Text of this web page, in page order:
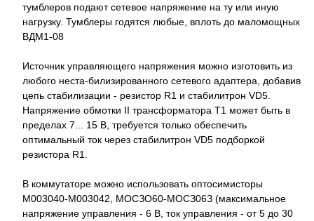
тумблеров подают сетевое напряжение на ту или иную
нагрузку. Тумблеры годятся любые, вплоть до маломощных
ВДМ1-08
Источник управляющего напряжения можно изготовить из
любого неста-билизированного сетевого адаптера, добавив
цепь стабилизации - резистор R1 и стабилитрон VD5.
Напряжение обмотки II трансформатора Т1 может быть в
пределах 7... 15 В, требуется только обеспечить
оптимальный ток через стабилитрон VD5 подборкой
резистора R1.
В коммутаторе можно использовать оптосимисторы
М003040-М003042, МОСЗО60-МОСЗ06З (максимальное
напряжение управления - 6 В, ток управления - от 5 до 30